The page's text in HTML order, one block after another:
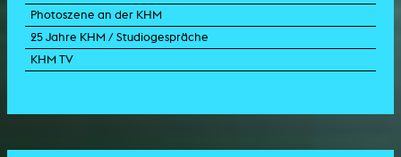
Photoszene an der KHM
25 Jahre KHM / Studiogespräche
KHM TV